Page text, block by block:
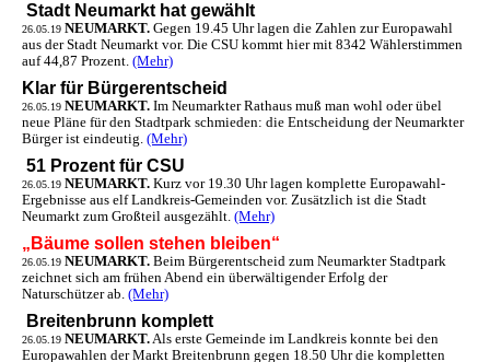
Stadt Neumarkt hat gewählt
26.05.19 NEUMARKT. Gegen 19.45 Uhr lagen die Zahlen zur Europawahl
aus der Stadt Neumarkt vor. Die CSU kommt hier mit 8342 Wählerstimmen
auf 44,87 Prozent. (Mehr)
Klar für Bürgerentscheid
26.05.19 NEUMARKT. Im Neumarkter Rathaus muß man wohl oder übel
neue Pläne für den Stadtpark schmieden: die Entscheidung der Neumarkter
Bürger ist eindeutig. (Mehr)
51 Prozent für CSU
26.05.19 NEUMARKT. Kurz vor 19.30 Uhr lagen komplette Europawahl-
Ergebnisse aus elf Landkreis-Gemeinden vor. Zusätzlich ist die Stadt
Neumarkt zum Großteil ausgezählt. (Mehr)
„Bäume sollen stehen bleiben“
26.05.19 NEUMARKT. Beim Bürgerentscheid zum Neumarkter Stadtpark
zeichnet sich am frühen Abend ein überwältigender Erfolg der
Naturschützer ab. (Mehr)
Breitenbrunn komplett
26.05.19 NEUMARKT.Als erste Gemeinde im Landkreis konnte bei den
Europawahlen der Markt Breitenbrunn gegen 18.50 Uhr die kompletten